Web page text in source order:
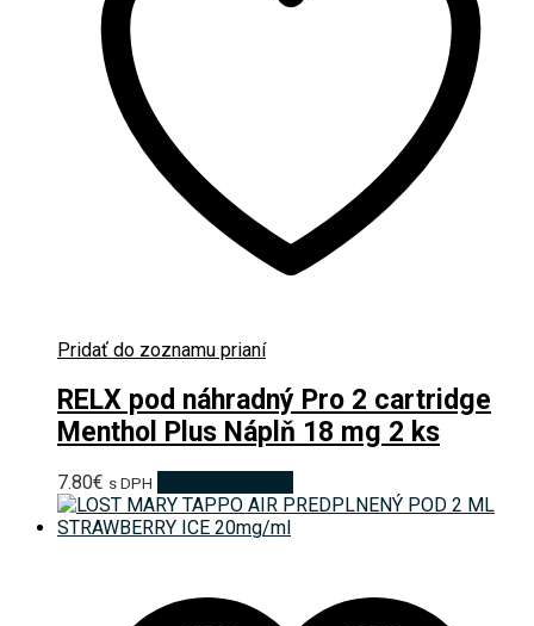
Pridať do zoznamu prianí
RELX pod náhradný Pro 2 cartridge
Menthol Plus Náplň 18 mg 2 ks
7.80€ s DPH